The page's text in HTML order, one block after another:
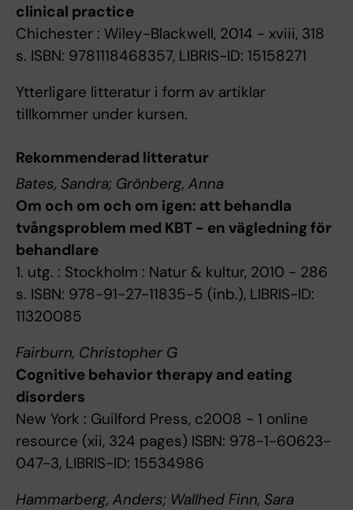
clinical practice
Chichester : Wiley-Blackwell, 2014 - xviii, 318
s. ISBN: 9781118468357, LIBRIS-ID: 15158271
Ytterligare litteratur i form av artiklar
tillkommer under kursen.
Rekommenderad litteratur
Bates, Sandra; Grönberg, Anna
Om och om och om igen: att behandla
tvångsproblem med KBT - en vägledning för
behandlare
1. utg. : Stockholm : Natur & kultur, 2010 - 286
s. ISBN: 978-91-27-11835-5 (inb.), LIBRIS-ID:
11320085
Fairburn, Christopher G
Cognitive behavior therapy and eating
disorders
New York : Guilford Press, c2008 - 1 online
resource (xii, 324 pages) ISBN: 978-1-60623-
047-3, LIBRIS-ID: 15534986
Hammarberg, Anders; Wallhed Finn, Sara